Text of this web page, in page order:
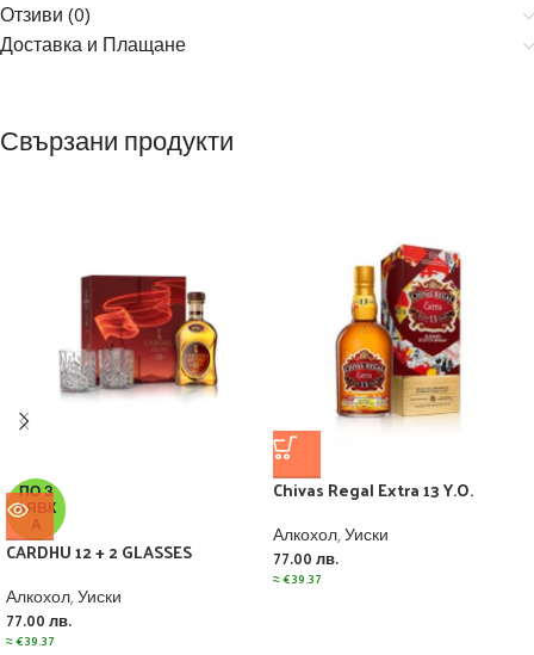
Отзиви (0)
Доставка и Плащане
Свързани продукти
ПО З
АЯВК
А
CARDHU 12 + 2 GLASSES
Алкохол,Уиски
77.00 лв.
≈€39.37
Chivas Regal Extra 13 Y.O.
Алкохол,Уиски
77.00 лв.
≈€39.37